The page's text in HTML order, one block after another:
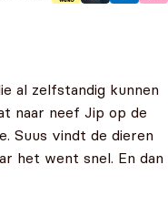
al zelfstandig kunnen
naar neef Jip op de
Suus vindt de dieren
het went snel. En dan